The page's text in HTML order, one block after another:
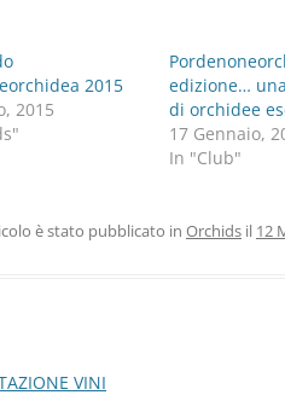
2015
2015
edizione…
di orchidee
17 Gennaio,
In "Club"
è stato pubblicato in Orchids il 12
VINI